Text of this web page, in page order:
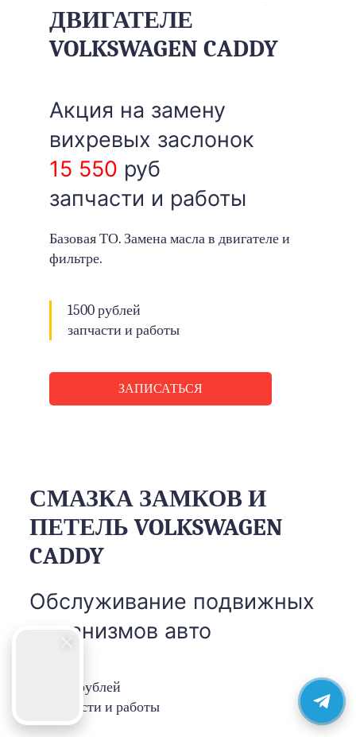
ДВИГАТЕЛЕ
VOLKSWAGEN CADDY
Акция на замену
вихревых заслонок
15 550 руб
запчасти и работы
Базовая ТО. Замена масла в двигателе и
фильтре.
1500 рублей
запчасти и работы
ЗАПИСАТЬСЯ
СМАЗКА ЗАМКОВ И
ПЕТЕЛЬ VOLKSWAGEN
CADDY
Обслуживание подвижных
механизмов авто
1000 рублей
запчасти и работы